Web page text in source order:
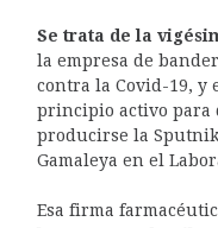
Se trata de la
la empresa de
contra la Covid-19,
principio activo para
producirse la
Gamaleya en el
Esa firma